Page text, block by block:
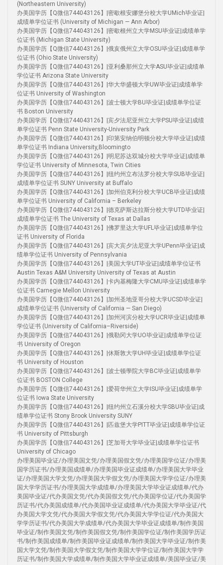
(Northeastern University)
办美国学历【Q微信744043126】|密歇根安娜堡分校大学UMich毕业证|
成绩单学位证书 (University of Michigan — Ann Arbor)
办美国学历【Q微信744043126】|密歇根州立大学MSU毕业证|成绩单学
位证书 (Michigan State University)
办美国学历【Q微信744043126】|俄亥俄州立大学OSU毕业证|成绩单学
位证书 (Ohio State University)
办美国学历【Q微信744043126】|亚利桑那州立大学ASU毕业证|成绩单
学位证书 Arizona State University
办美国学历【Q微信744043126】|华大华盛顿大学UW毕业证|成绩单学
位证书 University of Washington
办美国学历【Q微信744043126】|波士顿大学BU毕业证|成绩单学位证
书 Boston University
办美国学历【Q微信744043126】|宾夕法尼亚州立大学PSU毕业证|成绩
单学位证书 Penn State University-University Park
办美国学历【Q微信744043126】|印第安纳伯明顿分校大学毕业证|成绩
单学位证书 Indiana University,Bloomingto
办美国学历【Q微信744043126】|明尼苏达双城分校大学毕业证|成绩单
学位证书 University of Minnesota, Twin Cities
办美国学历【Q微信744043126】|纽约州立布法罗分校大学SUB毕业证|
成绩单学位证书 SUNY University at Buffalo
办美国学历【Q微信744043126】|加州伯克利分校大学UCB毕业证|成绩
单学位证书 University of California – Berkeley
办美国学历【Q微信744043126】|德克萨斯达拉斯分校大学UTD毕业证|
成绩单学位证书 The University of Texas at Dallas
办美国学历【Q微信744043126】|佛罗里达大学UFL毕业证|成绩单学位
证书 University of Florida
办美国学历【Q微信744043126】|宾大宾夕法尼亚大学UPenn毕业证|成
绩单学位证书 University of Pennsylvania
办美国学历【Q微信744043126】|美国大学UT毕业证|成绩单学位证书
Austin Texas A&M University University of Texas at Austin
办美国学历【Q微信744043126】|卡内基梅隆大学CMU毕业证|成绩单学
位证书 Carnegie Mellon University
办美国学历【Q微信744043126】|加州圣地亚哥分校大学UCSD毕业证|
成绩单学位证书 (University of California — San Diego)
办美国学历【Q微信744043126】|加州河滨分校大学UCR毕业证|成绩单
学位证书 (University of California–Riverside)
办美国学历【Q微信744043126】|俄勒冈大学UO毕业证|成绩单学位证
书 University of Oregon
办美国学历【Q微信744043126】|休斯敦大学UH毕业证|成绩单学位证
书 University of Houston
办美国学历【Q微信744043126】|波士顿學院大学BC毕业证|成绩单学
位证书 BOSTON College
办美国学历【Q微信744043126】|爱荷华州立大学ISU毕业证|成绩单学
位证书 Iowa State University
办美国学历【Q微信744043126】|纽约州立石溪分校大学SBU毕业证|成
绩单学位证书 Stony Brook University SUNY
办美国学历【Q微信744043126】|匹兹堡大学PITT毕业证|成绩单学位证
书 University of Pittsburgh
办美国学历【Q微信744043126】|芝加哥大学毕业证|成绩单学位证书
University of Chicago
办理美国毕业证/办理美国文凭/办理美国假文凭/办理美国学位证/办理美
国学历证书/办理美国成绩单/办理美国毕业证成绩单/办理美国大学毕业
证/办理美国大学文凭/办理美国大学假文凭/办理美国大学学位证/办理美
国大学学历证书/办理美国大学成绩单/办理美国大学毕业证成绩单/代办
美国毕业证/代办美国文凭/代办美国假文凭/代办美国学位证/代办美国学
历证书/代办美国成绩单/代办美国毕业证成绩单/代办美国大学毕业证/代
办美国大学文凭/代办美国大学假文凭/代办美国大学学位证/代办美国大
学学历证书/代办美国大学成绩单/代办美国大学毕业证成绩单/制作美国
毕业证/制作美国文凭/制作美国假文凭/制作美国学位证/制作美国学历证
书/制作美国成绩单/制作美国毕业证成绩单/制作美国大学毕业证/制作美
国大学文凭/制作美国大学假文凭/制作美国大学学位证/制作美国大学学
历证书/制作美国大学成绩单/制作美国大学毕业证成绩单/美国毕业证/美